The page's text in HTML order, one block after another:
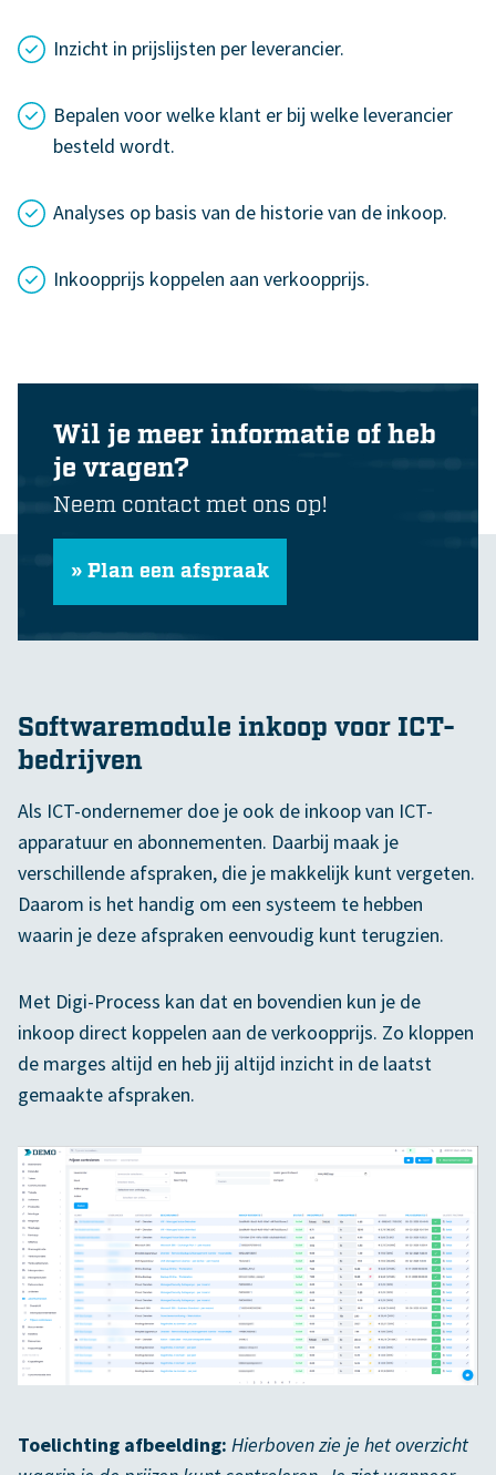
Inzicht in prijslijsten per leverancier.
Bepalen voor welke klant er bij welke leverancier
besteld wordt.
Analyses op basis van de historie van de inkoop.
Inkoopprijs koppelen aan verkoopprijs.
Wil je meer informatie of heb
je vragen?
Neem contact met ons op!
» Plan een afspraak
Softwaremodule inkoop voor ICT-
bedrijven
Als ICT-ondernemer doe je ook de inkoop van ICT-
apparatuur en abonnementen. Daarbij maak je
verschillende afspraken, die je makkelijk kunt vergeten.
Daarom is het handig om een systeem te hebben
waarin je deze afspraken eenvoudig kunt terugzien.
Met Digi-Process kan dat en bovendien kun je de
inkoop direct koppelen aan de verkoopprijs. Zo kloppen
de marges altijd en heb jij altijd inzicht in de laatst
gemaakte afspraken.
Toelichting afbeelding: Hierboven zie je het overzicht